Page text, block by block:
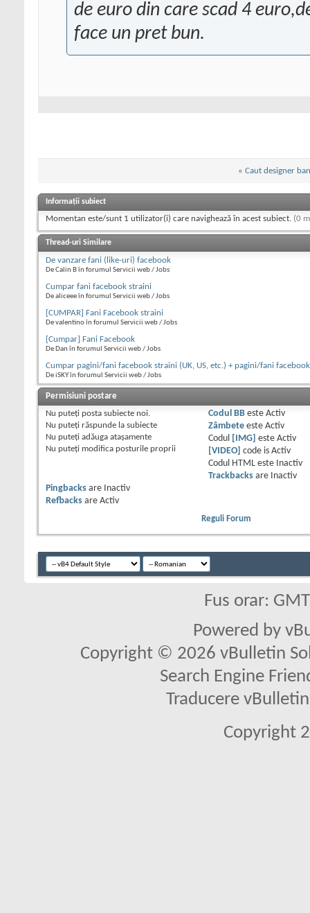
de euro din care scad 4
face un pret bun.
« Caut designer
Informații subiect
Momentan este/sunt 1 utilizator(i) care navighează în acest subiect. (0
Thread-uri Similare
De vanzare fani (like-uri) facebook
De Calin B în forumul Servicii web / Jobs
Cumpar fani facebook straini
De aliceee în forumul Servicii web / Jobs
[CUMPAR] Fani Facebook straini
De valentino în forumul Servicii web / Jobs
[Cumpar] Fani Facebook
De Dan în forumul Servicii web / Jobs
Cumpar pagini/fani facebook straini (UK, US, etc.) + pagini/fani
De iSKY în forumul Servicii web / Jobs
Permisiuni postare
Nu puteţi posta subiecte noi.
Nu puteţi răspunde la subiecte
Nu puteţi adăuga ataşamente
Nu puteţi modifica posturile proprii
Codul BBeste Activ
Zâmbeteeste Activ
Codul
[IMG] este Activ
[VIDEO] code is Activ
Codul HTML este
Inactiv
Trackbacksare
Inactiv
Pingbacks are
Inactiv
Refbacks are Activ
Reguli Forum
Fus orar:
Powered by
Copyright © 2026 vBulletin
Search Engine
Traducere
Copyright